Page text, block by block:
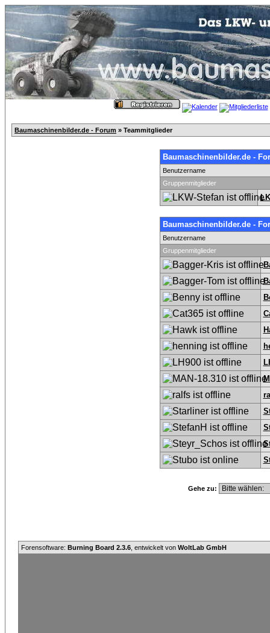
Baumaschinenbilder.de - Forum » Teammitglieder
Baumaschinenbilder.de -
Benutzername
Gruppenmitglieder
Baumaschinenbilder.de -
Benutzername
Gruppenmitglieder
Gehe zu:
Forensoftware: Burning Board 2.3.6 , entwickelt von WoltLab GmbH